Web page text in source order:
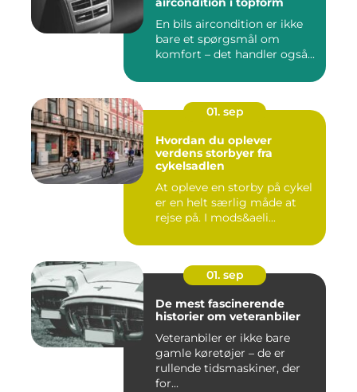
En bils aircondition er ikke
bare et spørgsmål om
komfort – det handler også...
01. sep
Hvordan du oplever
verdens storbyer fra
cykelsadlen
At opleve en storby på cykel
er en helt særlig måde at
rejse på. I mods&aeli...
01. sep
De mest fascinerende
historier om veteranbiler
Veteranbiler er ikke bare
gamle køretøjer – de er
rullende tidsmaskiner, der
for...